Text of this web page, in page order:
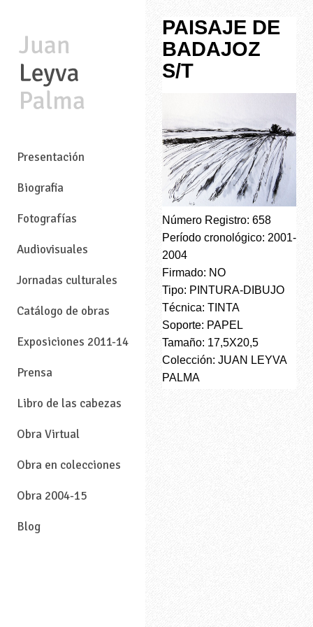
Presentación
Biografia
Fotografías
Audiovisuales
Jornadas culturales
Catálogo de obras
Exposiciones 2011-14
Prensa
Libro de las cabezas
Obra Virtual
Obra en colecciones
Obra 2004-15
Blog
PAISAJE DE
BADAJOZ
S/T
Número Registro: 658
Período cronológico: 2001-
2004
Firmado: NO
Tipo: PINTURA-DIBUJO
Técnica: TINTA
Soporte: PAPEL
Tamaño: 17,5X20,5
Colección: JUAN LEYVA
PALMA